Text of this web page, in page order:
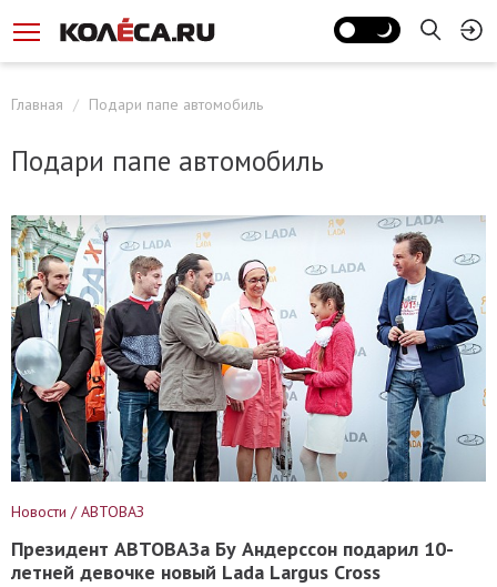
Главная Подари папе автомобиль
Подари папе автомобиль
Новости / АВТОВАЗ
Президент АВТОВАЗа Бу Андерссон подарил 10-
летней девочке новый Lada Largus Cross